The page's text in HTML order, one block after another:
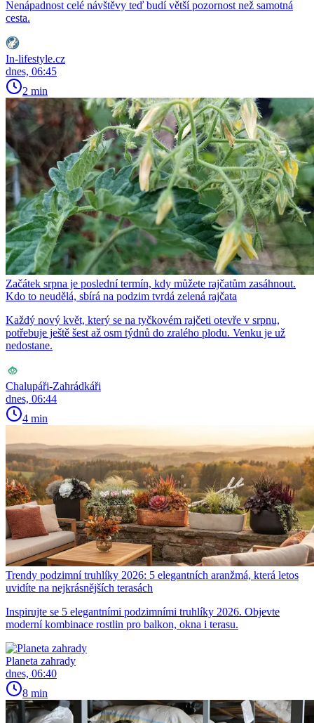
Nenápadnost celé návštěvy teď budí větší pozornost než samotná
cesta.
In-lifestyle.cz
dnes, 06:45
2 min
Začátek srpna je poslední termín, kdy můžete rajčatům zasáhnout.
Kdo to neudělá, sbírá na podzim tvrdá zelená rajčata
Každý nový květ, který se na tyčkovém rajčeti otevře v srpnu,
potřebuje ještě šest až osm týdnů do zralého plodu. Venku je už
nedostane.
Chalupáři-Zahrádkáři
dnes, 06:44
4 min
Trendy podzimní truhlíky 2026: 5 elegantních aranžmá, která letos
uvidíte na nejkrásnějších terasách
Inspirujte se 5 elegantními podzimními truhlíky 2026. Objevte
moderní kombinace rostlin pro balkon, okna i terasu.
Planeta zahrady
dnes, 06:40
8 min